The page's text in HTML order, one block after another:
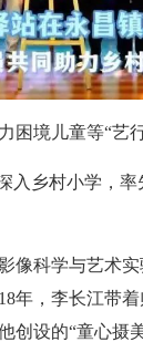
境儿童等“艺
乡村小学，
科学与艺术
，李长江带
设的“童心